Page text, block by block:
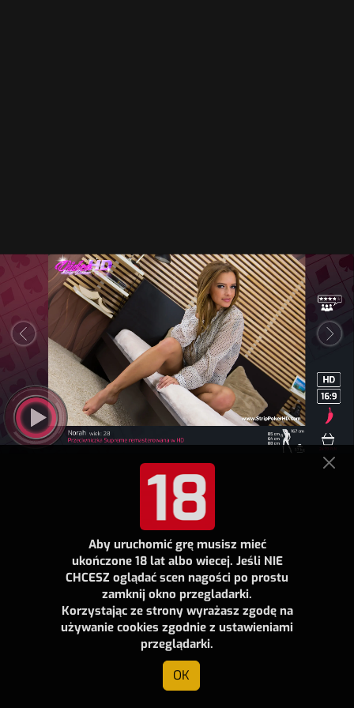
Aby uruchomić grę musisz mieć
ukończone 18 lat albo wiecej. Jeśli NIE
CHCESZ oglądać scen nagości po prostu
zamknij okno przegladarki.
Korzystając ze strony wyrażasz zgodę na
używanie cookies zgodnie z ustawieniami
przeglądarki.
OK